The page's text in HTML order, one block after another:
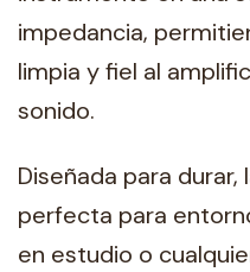
impedancia,
limpia y fiel al
sonido.
Diseñada para durar,
perfecta para
en estudio o